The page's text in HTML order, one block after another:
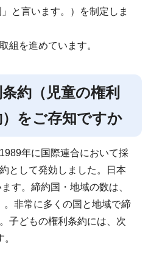
」と言います。）を制定しま
組を進めています。
約（児童の権利
をご存知ですか
年に国際連合において採
として発効しました。日本
す。締約国・地域の数は、
。非常に多くの国と地域で締
子どもの権利条約には、次